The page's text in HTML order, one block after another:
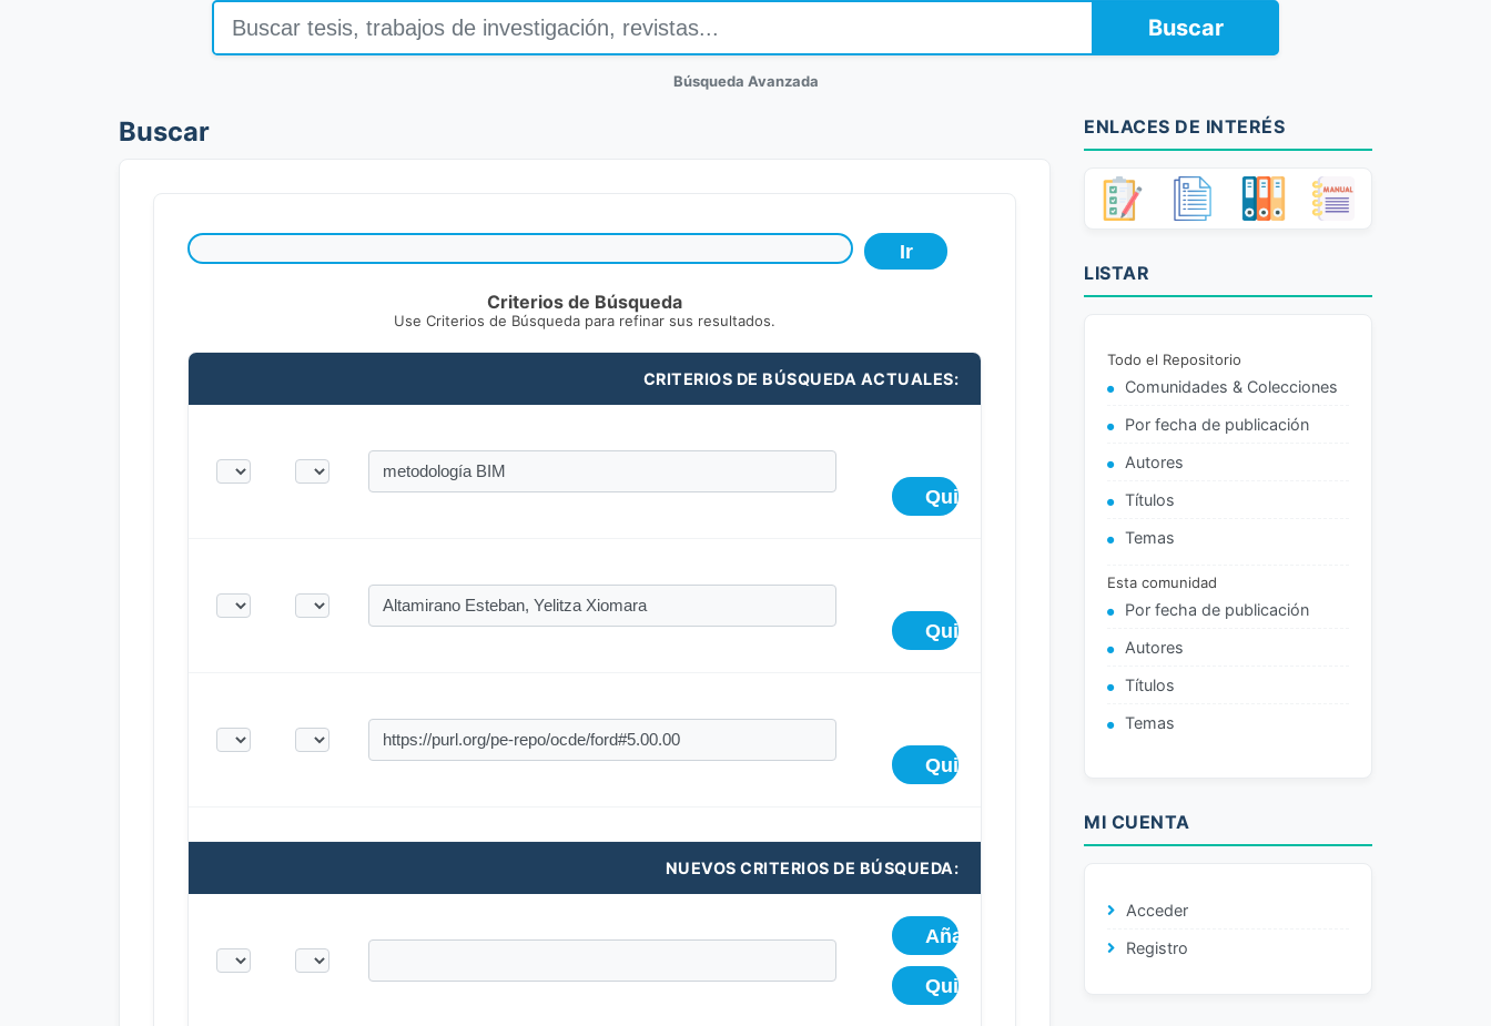
Buscar
Búsqueda Avanzada
Buscar
Criterios de Búsqueda
Use Criterios de Búsqueda para refinar sus resultados.
CRITERIOS DE BÚSQUEDA ACTUALES:
NUEVOS CRITERIOS DE BÚSQUEDA:
ENLACES DE INTERÉS
LISTAR
Todo el Repositorio
Comunidades & Colecciones
Por fecha de publicación
Autores
Títulos
Temas
Esta comunidad
Por fecha de publicación
Autores
Títulos
Temas
MI CUENTA
Acceder
Registro